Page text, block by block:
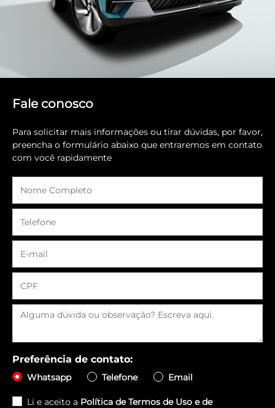
Fale conosco
Para solicitar mais informações ou tirar dúvidas, por favor,
preencha o formulário abaixo que entraremos em contato
com você rapidamente
Preferência de contato:
Whatsapp Telefone Email
Li e aceito a Política de Termos de Uso e de